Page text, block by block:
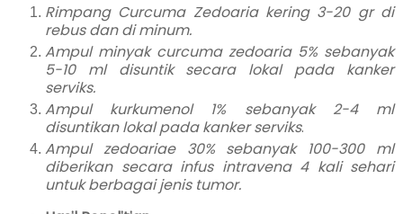
Rimpang Curcuma Zedoaria kering 3-20 gr di
rebus dan di minum.
Ampul minyak curcuma zedoaria 5% sebanyak
5-10 ml disuntik secara lokal pada kanker
serviks.
Ampul kurkumenol 1% sebanyak 2-4 ml
disuntikan lokal pada kanker serviks.
Ampul zedoariae 30% sebanyak 100-300 ml
diberikan secara infus intravena 4 kali sehari
untuk berbagai jenis tumor.